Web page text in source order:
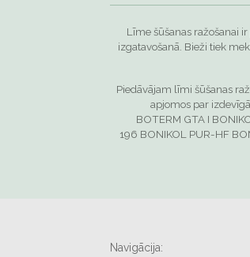
Līme šūšanas ražošanai
izgatavošanā. Bieži tiek
Piedāvājam līmi šūšanas
apjomos par
BOTERM GTA I
196 BONIKOL PUR-HF
Navigācija: